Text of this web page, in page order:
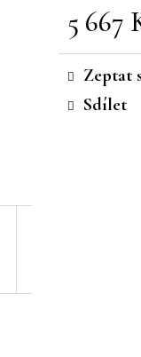
5 667
Měrná
cena:Zeptat
Sdílet